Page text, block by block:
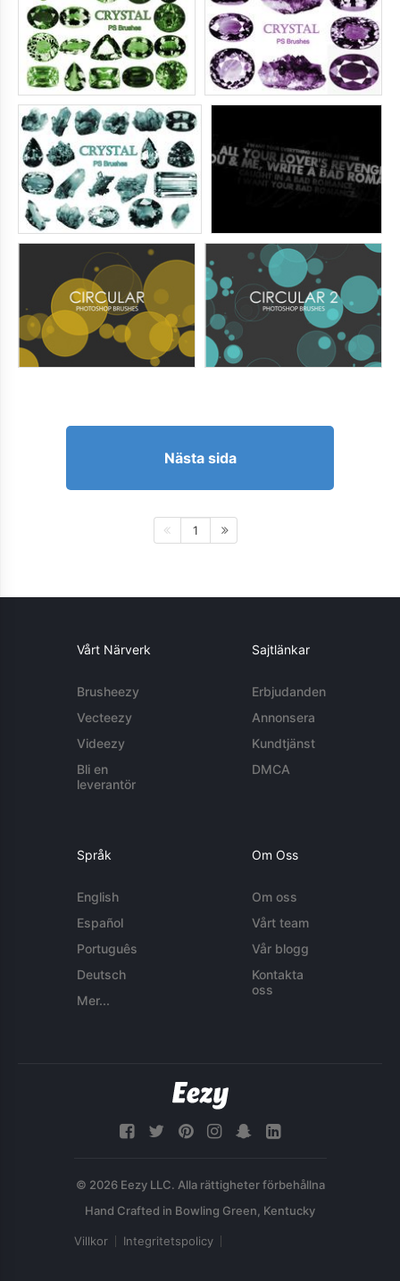
Nästa sida
1
Vårt Närverk
Brusheezy
Vecteezy
Videezy
Bli en
leverantör
Sajtlänkar
Erbjudanden
Annonsera
Kundtjänst
DMCA
Språk
English
Español
Português
Deutsch
Mer...
Om Oss
Om oss
Vårt team
Vår blogg
Kontakta
oss
© 2026 Eezy LLC. Alla rättigheter förbehållna
Villkor Integritetspolicy